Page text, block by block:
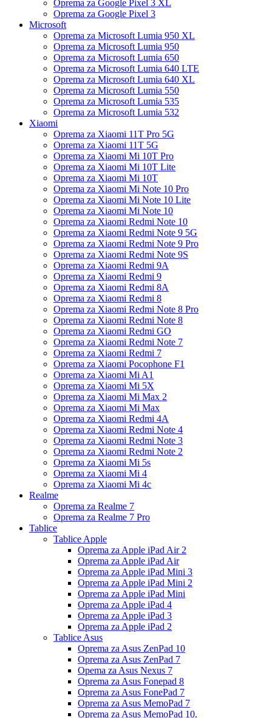
Oprema za Google Pixel 3 XL
Oprema za Google Pixel 3
Microsoft
Oprema za Microsoft Lumia 950 XL
Oprema za Microsoft Lumia 950
Oprema za Microsoft Lumia 650
Oprema za Microsoft Lumia 640 LTE
Oprema za Microsoft Lumia 640 XL
Oprema za Microsoft Lumia 550
Oprema za Microsoft Lumia 535
Oprema za Microsoft Lumia 532
Xiaomi
Oprema za Xiaomi 11T Pro 5G
Oprema za Xiaomi 11T 5G
Oprema za Xiaomi Mi 10T Pro
Oprema za Xiaomi Mi 10T Lite
Oprema za Xiaomi Mi 10T
Oprema za Xiaomi Mi Note 10 Pro
Oprema za Xiaomi Mi Note 10 Lite
Oprema za Xiaomi Mi Note 10
Oprema za Xiaomi Redmi Note 10
Oprema za Xiaomi Redmi Note 9 5G
Oprema za Xiaomi Redmi Note 9 Pro
Oprema za Xiaomi Redmi Note 9S
Oprema za Xiaomi Redmi 9A
Oprema za Xiaomi Redmi 9
Oprema za Xiaomi Redmi 8A
Oprema za Xiaomi Redmi 8
Oprema za Xiaomi Redmi Note 8 Pro
Oprema za Xiaomi Redmi Note 8
Oprema za Xiaomi Redmi GO
Oprema za Xiaomi Redmi Note 7
Oprema za Xiaomi Redmi 7
Oprema za Xiaomi Pocophone F1
Oprema za Xiaomi Mi A1
Oprema za Xiaomi Mi 5X
Oprema za Xiaomi Mi Max 2
Oprema za Xiaomi Mi Max
Oprema za Xiaomi Redmi 4A
Oprema za Xiaomi Redmi Note 4
Oprema za Xiaomi Redmi Note 3
Oprema za Xiaomi Redmi Note 2
Oprema za Xiaomi Mi 5s
Oprema za Xiaomi Mi 4
Oprema za Xiaomi Mi 4c
Realme
Oprema za Realme 7
Oprema za Realme 7 Pro
Tablice
Tablice Apple
Oprema za Apple iPad Air 2
Oprema za Apple iPad Air
Oprema za Apple iPad Mini 3
Oprema za Apple iPad Mini 2
Oprema za Apple iPad Mini
Oprema za Apple iPad 4
Oprema za Apple iPad 3
Oprema za Apple iPad 2
Tablice Asus
Oprema za Asus ZenPad 10
Oprema za Asus ZenPad 7
Opema za Asus Nexus 7
Oprema za Asus Fonepad 8
Oprema za Asus FonePad 7
Oprema za Asus MemoPad 7
Oprema za Asus MemoPad 10.